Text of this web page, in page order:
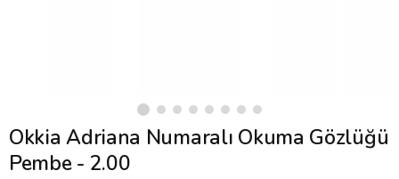
Okkia Adriana Numaralı Okuma Gözlüğü
Pembe - 2.00